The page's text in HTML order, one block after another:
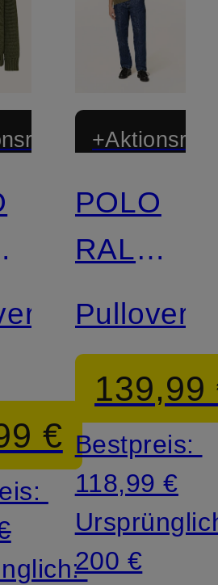
€
Zertifiziert
POLO
RALPH
LAUREN
Pullover
139,99
Bestpreis:
118,99 €
200 €